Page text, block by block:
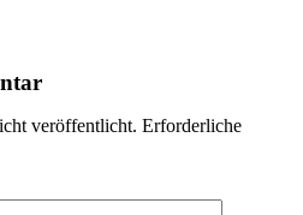
veröffentlicht. Erforderliche